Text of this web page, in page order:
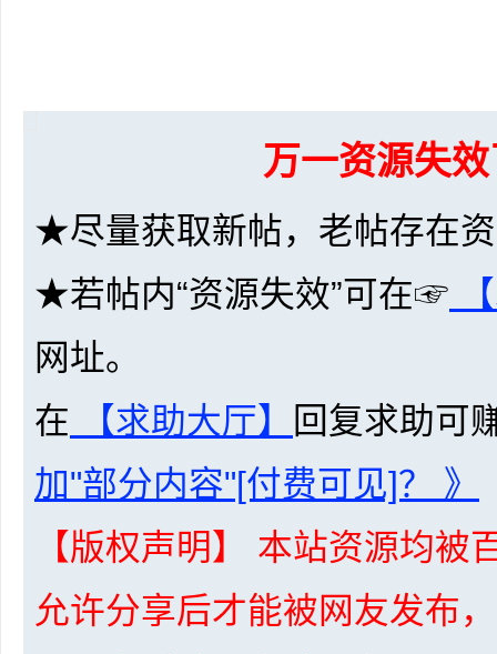
万一资源失
★尽量获取新帖，老帖存在
★若帖内“资源失效”可在☞
网址。
在 【求助大厅】
回复求助可
加"部分内容"[付费可见]？ 》
【版权声明】 本站资源均
允许分享后才能被网友发布